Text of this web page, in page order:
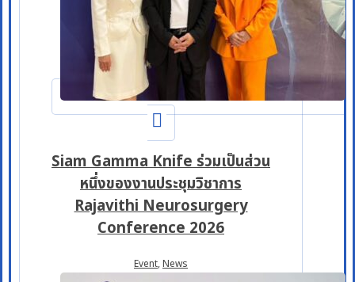
Siam Gamma Knife ร่วมเป็นส่วน
หนึ่งของงานประชุมวิชาการ
Rajavithi Neurosurgery
Conference 2026
Event,News